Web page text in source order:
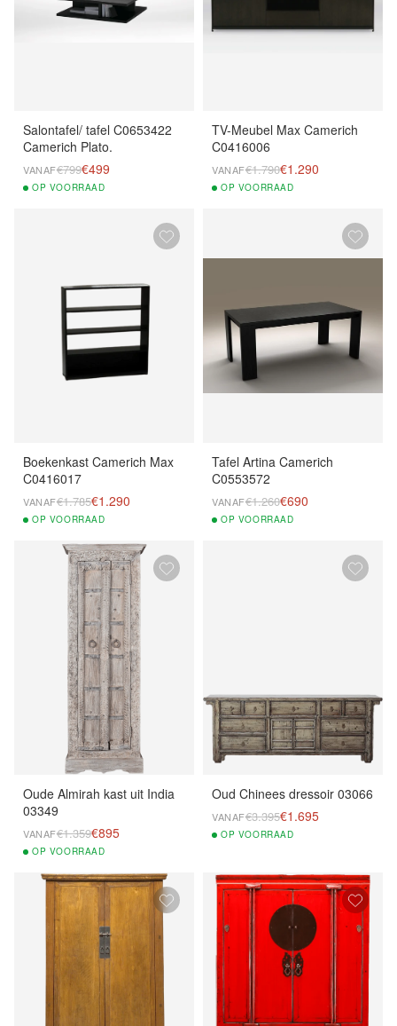
Salontafel/ tafel C0653422
Camerich Plato.
VANAF€799€499
OP VOORRAAD
TV-Meubel Max Camerich
C0416006
VANAF€1.790€1.290
OP VOORRAAD
Boekenkast Camerich Max
C0416017
VANAF€1.785€1.290
OP VOORRAAD
Tafel Artina Camerich
C0553572
VANAF€1.260€690
OP VOORRAAD
Oude Almirah kast uit India
03349
VANAF€1.359€895
OP VOORRAAD
Oud Chinees dressoir 03066
VANAF€3.395€1.695
OP VOORRAAD